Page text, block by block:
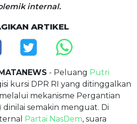
internal.
ARTIKEL
- Peluang Putri
kursi DPR RI yang ditinggalkan
melalui mekanisme Pergantian
semakin menguat. Di
Partai NasDem, suara